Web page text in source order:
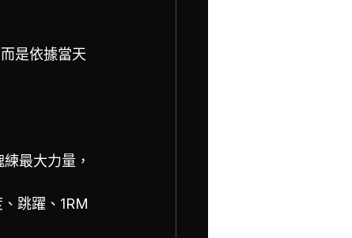
是依據當天
最大力量，
跳躍、1RM